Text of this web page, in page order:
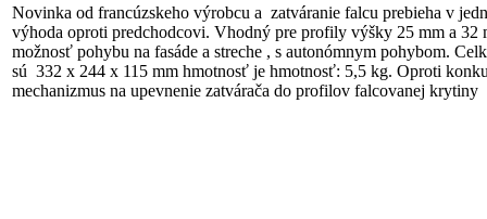
Novinka od francúzskeho výrobcu a zatváranie falcu prebieha v
výhoda oproti predchodcovi. Vhodný pre profily výšky 25 mm a 32
možnosť pohybu na fasáde a streche , s autonómnym pohybom.
sú 332 x 244 x 115 mm hmotnosť je hmotnosť: 5,5 kg. Oproti
mechanizmus na upevnenie zatvárača do profilov falcovanej krytiny